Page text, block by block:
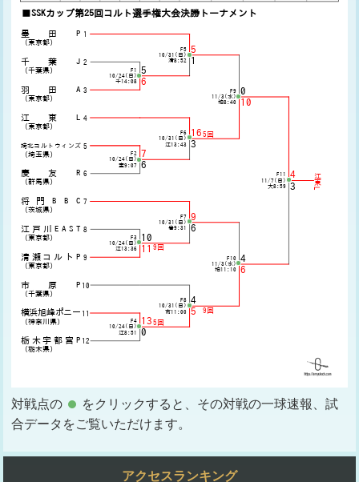
対戦点の
をクリックすると、その対戦の一球速報、試
合データをご覧いただけます。
アクセスランキング